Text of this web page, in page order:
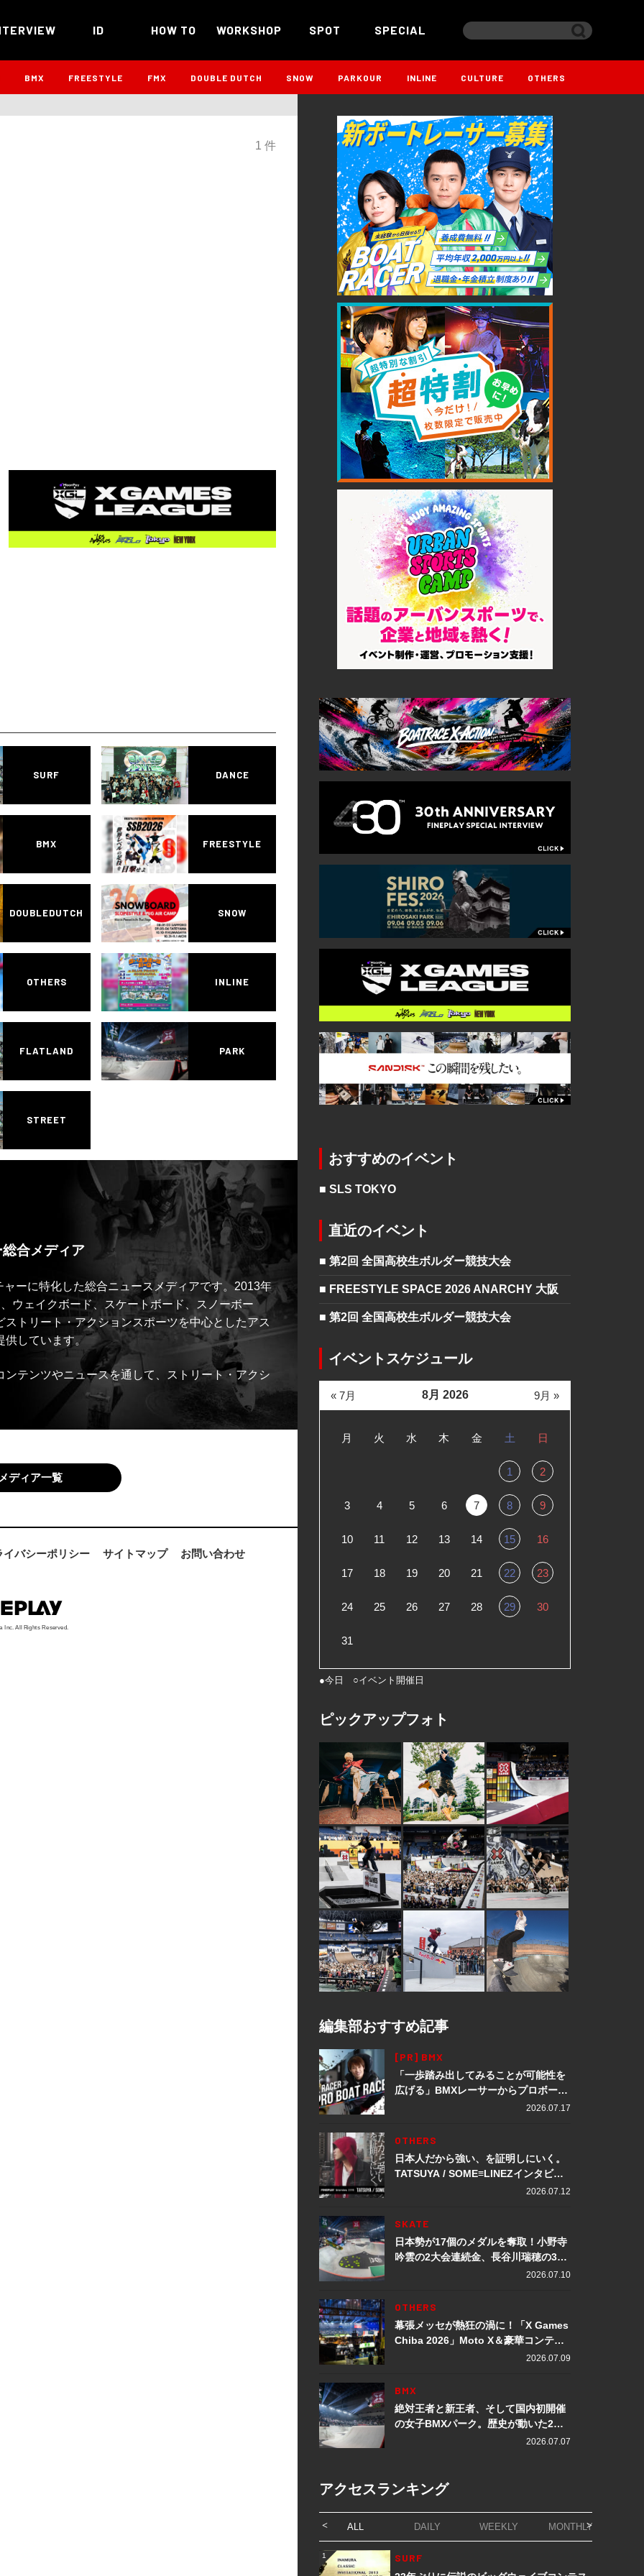
ID HOW TO WORKSHOP SPOT SPECIAL
BMX FREESTYLE FMX DOUBLE DUTCH SNOW PARKOUR INLINE CULTURE OTHERS
1 件
SURF DANCE
BMX FREESTYLE
DOUBLEDUTCH SNOW
OTHERS INLINE
FLATLAND PARK
STREET
合メディア
ーに特化した総合ニュースメディアです。2013年
ウェイクボード、スケートボード、スノーボー
トリート・アクションスポーツを中心としたアス
供しています。
テンツやニュースを通して、ストリート・アクシ
ディア一覧
イバシーポリシー サイトマップ お問い合わせ
Inc. All Rights Reserved.
おすすめのイベント
■ SLS TOKYO
直近のイベント
■ 第2回 全国高校生ボルダー競技大会
■ FREESTYLE SPACE 2026 ANARCHY 大阪
■ 第2回 全国高校生ボルダー競技大会
イベントスケジュール
8月 2026
月 火 水 木 金 土 日
1 2
3 4 5 6 7 8 9
10 11 12 13 14 15 16
17 18 19 20 21 22 23
24 25 26 27 28 29 30
31
« 7月 9月 »
●今日 ○イベント開催日
ピックアップフォト
編集部おすすめ記事
[PR] BMX
「一歩踏み出してみることが可能性を
広げる」BMXレーサーからプロボート
レーサーへ転身。上田龍星が体現する
2026.07.17
OTHERS
日本人だから強い、を証明しにいく。
TATSUYA / SOME≡LINEZインタビュ
2026.07.12
SKATE
日本勢が17個のメダルを奪取！小野寺
吟雲の2大会連続金、長谷川瑞穂の3メ
ダル獲得など数々の快挙をプレイバッ
2026.07.10
OTHERS
幕張メッセが熱狂の渦に！「X Games
Chiba 2026」Moto X＆豪華コンテン
2026.07.09
BMX
絶対王者と新王者、そして国内初開催
の女子BMXパーク。歴史が動いた2日
2026.07.07
アクセスランキング
ALL DAILY WEEKLY MONTHLY
1 SURF